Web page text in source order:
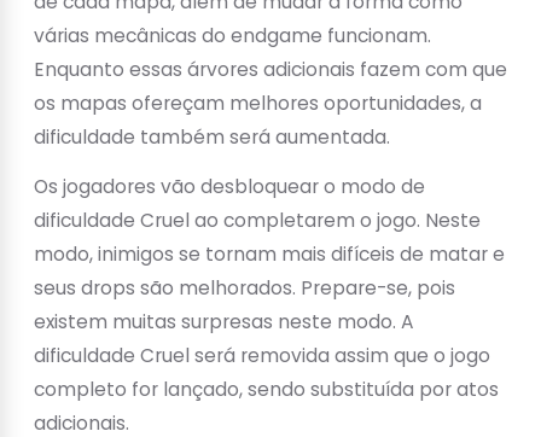
várias mecânicas do endgame funcionam.
Enquanto essas árvores adicionais fazem com que
os mapas ofereçam melhores oportunidades, a
dificuldade também será aumentada.
Os jogadores vão desbloquear o modo de
dificuldade Cruel ao completarem o jogo. Neste
modo, inimigos se tornam mais difíceis de matar e
seus drops são melhorados. Prepare-se, pois
existem muitas surpresas neste modo. A
dificuldade Cruel será removida assim que o jogo
completo for lançado, sendo substituída por atos
adicionais.